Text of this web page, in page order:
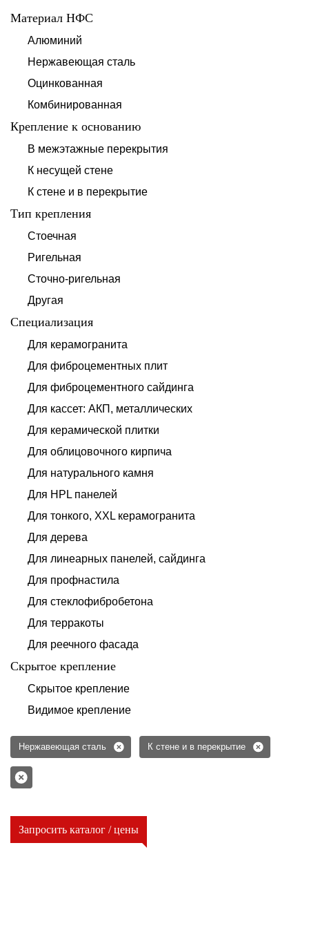
Материал НФС
Алюминий
Нержавеющая сталь
Оцинкованная
Комбинированная
Крепление к основанию
В межэтажные перекрытия
К несущей стене
К стене и в перекрытие
Тип крепления
Стоечная
Ригельная
Сточно-ригельная
Другая
Специализация
Для керамогранита
Для фиброцементных плит
Для фиброцементного сайдинга
Для кассет: АКП, металлических
Для керамической плитки
Для облицовочного кирпича
Для натурального камня
Для HPL панелей
Для тонкого, XXL керамогранита
Для дерева
Для линеарных панелей, сайдинга
Для профнастила
Для стеклофибробетона
Для терракоты
Для реечного фасада
Скрытое крепление
Скрытое крепление
Видимое крепление
Нержавеющая сталь К стене и в перекрытие
Запросить каталог / цены